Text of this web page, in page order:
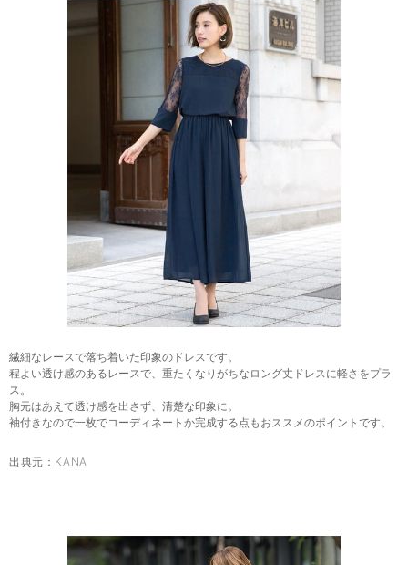
繊細なレースで落ち着いた印象のドレスです。
程よい透け感のあるレースで、重たくなりがちなロング丈ドレスに軽さをプラ
ス。
胸元はあえて透け感を出さず、清楚な印象に。
袖付きなので一枚でコーディネートか完成する点もおススメのポイントです。
出典元： KANA